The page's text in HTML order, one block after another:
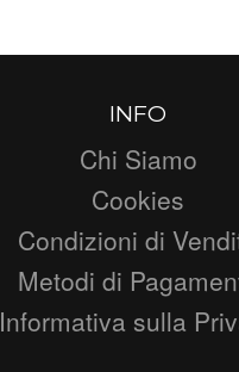
INFO
Chi Siamo
Cookies
Condizioni di
Metodi di
Informativa sulla